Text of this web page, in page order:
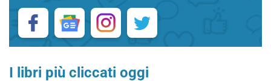
I libri più cliccati oggi